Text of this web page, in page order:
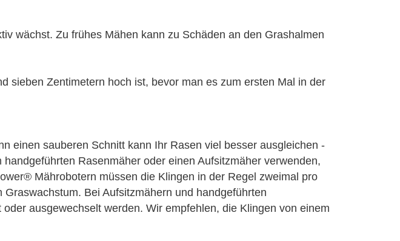
wächst. Zu frühes Mähen kann zu Schäden an den Grashalmen
sieben Zentimetern hoch ist, bevor man es zum ersten Mal in der
einen sauberen Schnitt kann Ihr Rasen viel besser ausgleichen -
Rasenmäher oder einen Aufsitzmäher verwenden,
Mährobotern müssen die Klingen in der Regel zweimal pro
Bei Aufsitzmähern und handgeführten
ausgewechselt werden. Wir empfehlen, die Klingen von einem